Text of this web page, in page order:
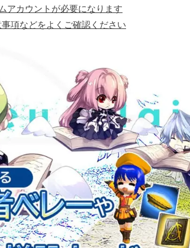
アカウントが必要になります
項などをよくご確認ください